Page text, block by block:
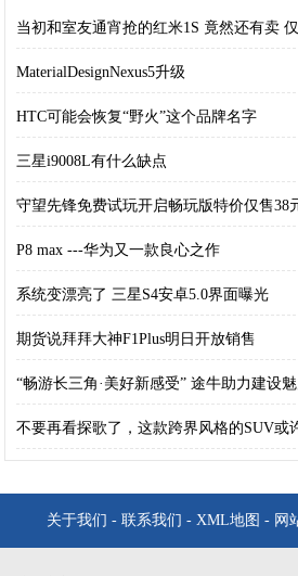
当初和室友通宵抢的红米1S 竟然还有卖
MaterialDesignNexus5升级
HTC可能会恢复“野火”这个品牌名字
三星i9008L有什么缺点
守望先锋免费试玩开启畅玩版特价仅售38
P8 max ---华为又一款良心之作
系统变漂亮了 三星S4安卓5.0界面曝光
期货说拜拜大神F1Plus明日开放销售
“畅游长三角·美好新感受” 途牛助力建设魅
不要再看探歌了，这款跨界风格的SUV或
关于我们 - 联系我们 - XML地图 - 网